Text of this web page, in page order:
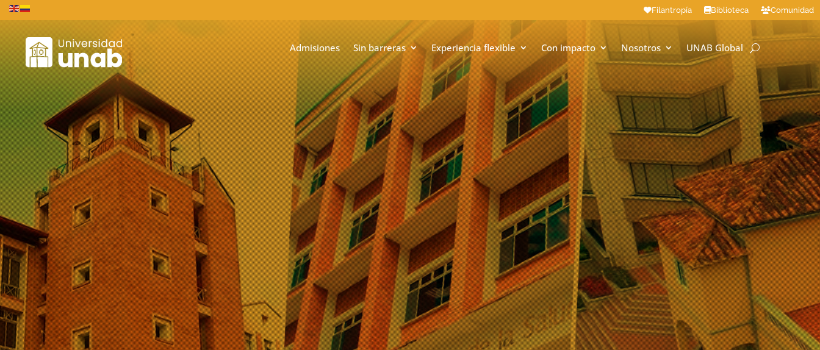
Filantropía Biblioteca Comunidad
Admisiones Sin barreras Experiencia flexible Con impacto Nosotros UNAB Global